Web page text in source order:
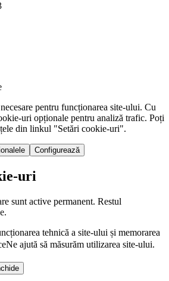
pentru funcționarea site-ului. Cu
uri opționale pentru analiză trafic. Poți
din linkul "Setări cookie-uri".
Configurează
uri
sunt active permanent. Restul
tehnică a site-ului și memorarea
Ne ajută să măsurăm utilizarea site-ului.